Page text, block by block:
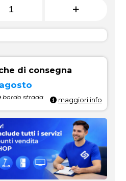
+
di consegna
agosto
bordo strada maggiori info